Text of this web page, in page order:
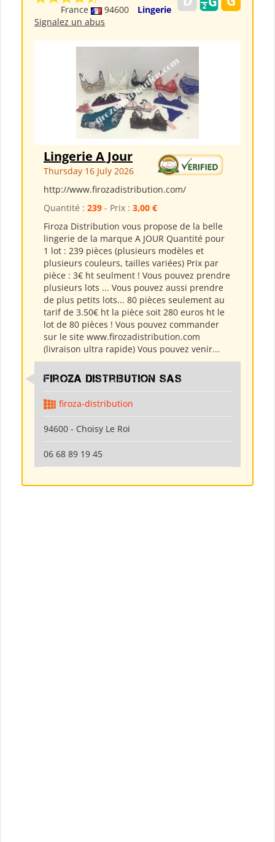
France 94600
Lingerie
Signalez un abus
Lingerie A Jour
Thursday 16 July 2026
http://www.firozadistribution.com/
Quantité : 239 - Prix : 3,00 €
Firoza Distribution vous propose de la belle
lingerie de la marque A JOUR Quantité pour
1 lot : 239 pièces (plusieurs modèles et
plusieurs couleurs, tailles variées) Prix par
pièce : 3€ ht seulment ! Vous pouvez prendre
plusieurs lots ... Vous pouvez aussi prendre
de plus petits lots... 80 pièces seulement au
tarif de 3.50€ ht la pièce soit 280 euros ht le
lot de 80 pièces ! Vous pouvez commander
sur le site www.firozadistribution.com
(livraison ultra rapide) Vous pouvez venir...
Firoza Distribution SAS
firoza-distribution
94600 - Choisy Le Roi
06 68 89 19 45